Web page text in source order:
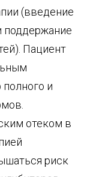
(введение
поддержание
Пациент
и
отеком в
риск